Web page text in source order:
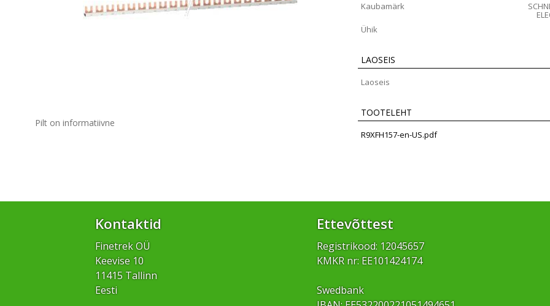
Pilt on informatiivne
Kaubamärk
Ühik
LAOSEIS
Laoseis
TOOTELEHT
R9XFH157-en-US.pdf
Kontaktid
Finetrek OÜ
Keevise 10
11415 Tallinn
Eesti
Ettevõttest
Registrikood: 12045657
KMKR nr: EE101424174
Swedbank